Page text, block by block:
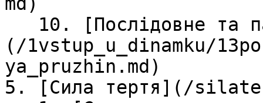
(/1vstup_u_dinamku/
ya_pruzhin.md)
5. [Сила тертя](/